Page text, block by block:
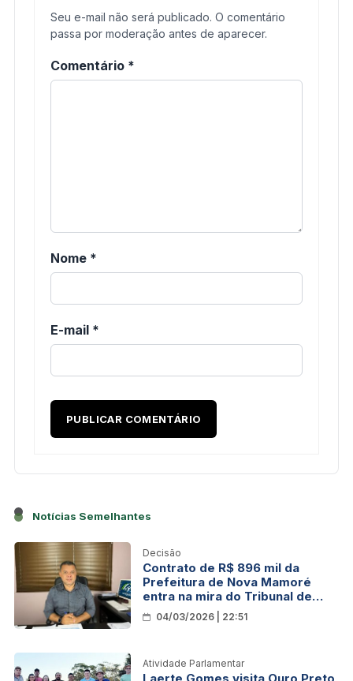
Seu e-mail não será publicado. O comentário
passa por moderação antes de aparecer.
Comentário *
Nome *
E-mail *
Notícias Semelhantes
Decisão
Contrato de R$ 896 mil da
Prefeitura de Nova Mamoré
entra na mira do Tribunal de
Contas
04/03/2026 | 22:51
Atividade Parlamentar
Laerte Gomes visita Ouro Preto,